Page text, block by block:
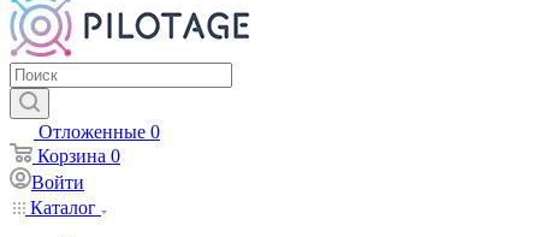
Отложенные 0
Корзина 0
Войти
Каталог